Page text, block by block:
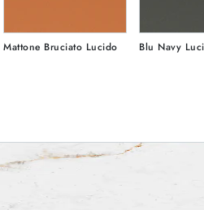
Mattone Bruciato Lucido Blu Navy